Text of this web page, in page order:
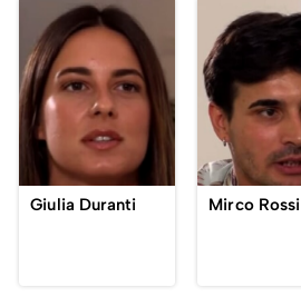
Giulia Duranti Mirco Rossi